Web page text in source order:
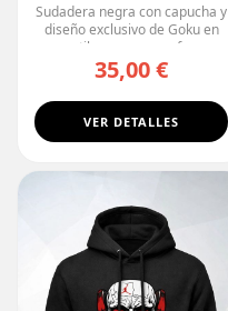
Sudadera negra con capucha y
diseño exclusivo de Goku en
estilo manga, con fo...
35,00 €
VER DETALLES